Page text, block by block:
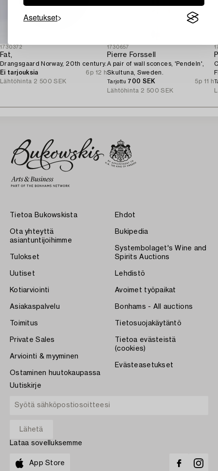
Asetukset
1730372
Fat,
Drangsgaard Norway, 20th century.
Ei tarjouksia
6p 12 h
Lähtöhinta 2 500 SEK
1730657
Pierre Forssell
A pair of wall sconces, 'Pendeln',
Skultuna, Sweden.
Tarjottu 700 SEK
5p 11 h
Lähtöhinta 2 500 SEK
Tietoa Bukowskista
Ota yhteyttä
asiantuntijoihimme
Tulokset
Uutiset
Kotiarviointi
Asiakaspalvelu
Toimitus
Private Sales
Arviointi & myyminen
Ostaminen huutokaupassa
Ehdot
Bukipedia
Systembolaget's Wine and
Spirits Auctions
Lehdistö
Avoimet työpaikat
Bonhams - All auctions
Tietosuojakäytäntö
Tietoa evästeistä
(cookies)
Evästeasetukset
Uutiskirje
Lataa sovelluksemme
App Store